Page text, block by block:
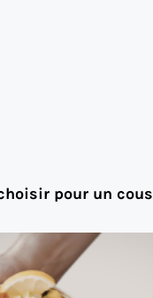
pour un